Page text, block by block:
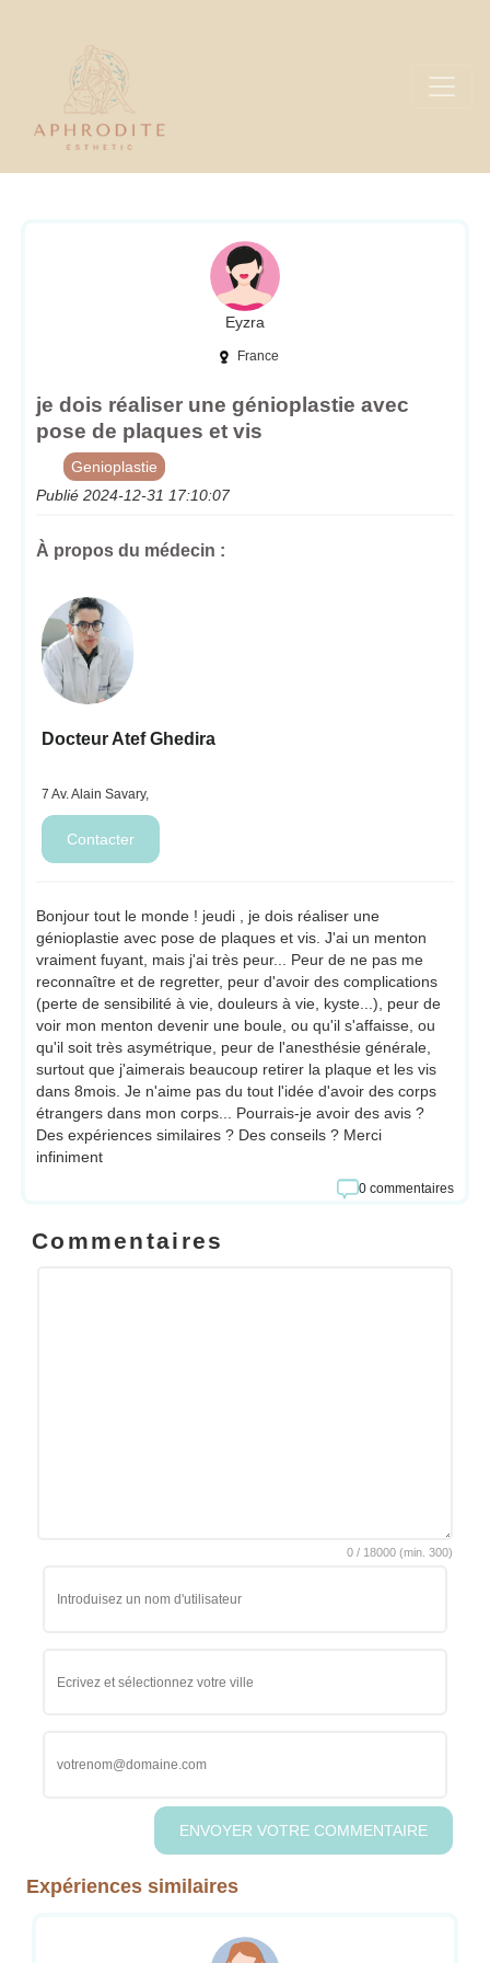
Eyzra
France
je dois réaliser une génioplastie avec
pose de plaques et vis
Genioplastie
Publié 2024-12-31 17:10:07
À propos du médecin :
Docteur Atef Ghedira
7 Av. Alain Savary,
Bonjour tout le monde ! jeudi , je dois réaliser une
génioplastie avec pose de plaques et vis. J'ai un menton
vraiment fuyant, mais j'ai très peur... Peur de ne pas me
reconnaître et de regretter, peur d'avoir des complications
(perte de sensibilité à vie, douleurs à vie, kyste...), peur de
voir mon menton devenir une boule, ou qu'il s'affaisse, ou
qu'il soit très asymétrique, peur de l'anesthésie générale,
surtout que j'aimerais beaucoup retirer la plaque et les vis
dans 8mois. Je n'aime pas du tout l'idée d'avoir des corps
étrangers dans mon corps... Pourrais-je avoir des avis ?
Des expériences similaires ? Des conseils ? Merci
infiniment
0 commentaires
Commentaires
0 / 18000 (min. 300)
Expériences similaires